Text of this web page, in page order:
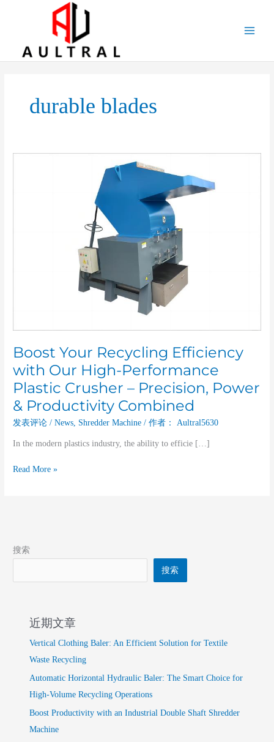
durable blades
Boost Your Recycling Efficiency
with Our High-Performance
Plastic Crusher – Precision, Power
& Productivity Combined
发表评论 /News, Shredder Machine / 作者： Aultral5630
In the modern plastics industry, the ability to efficie […]
Productivity
Read More »
搜索
搜索
近期文章
Vertical Clothing Baler: An Efficient Solution for Textile
Waste Recycling
Automatic Horizontal Hydraulic Baler: The Smart Choice for
High-Volume Recycling Operations
Boost Productivity with an Industrial Double Shaft Shredder
Machine